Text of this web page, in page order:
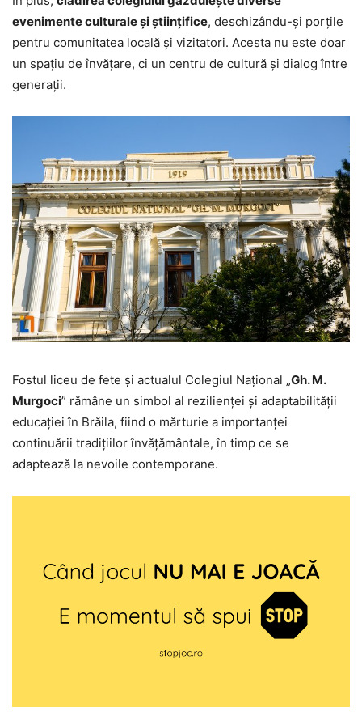
evenimente culturale și științifice, deschizându-și porțile
pentru comunitatea locală și vizitatori. Acesta nu este doar
un spațiu de învățare, ci un centru de cultură și dialog între
generații.
Fostul liceu de fete și actualul Colegiul Național „Gh. M.
Murgoci” rămâne un simbol al rezilienței și adaptabilității
educației în Brăila, fiind o mărturie a importanței
continuării tradițiilor învățământale, în timp ce se
adaptează la nevoile contemporane.